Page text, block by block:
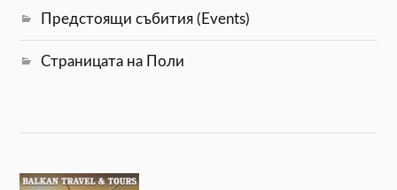
Предстоящи събития (Events)
Страницата на Поли